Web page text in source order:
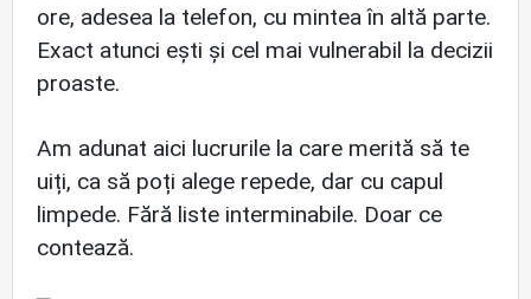
ore, adesea la telefon, cu mintea în altă parte.
Exact atunci ești și cel mai vulnerabil la decizii
proaste.
Am adunat aici lucrurile la care merită să te
uiți, ca să poți alege repede, dar cu capul
limpede. Fără liste interminabile. Doar ce
contează.